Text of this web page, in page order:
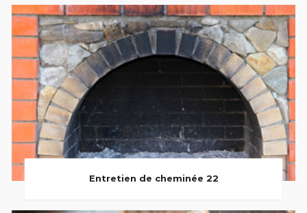
Entretien de cheminée 22